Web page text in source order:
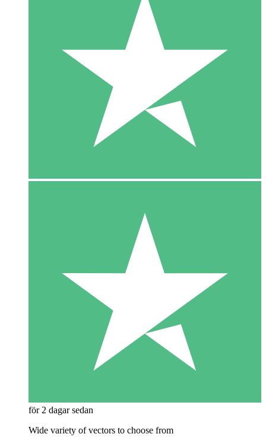
för 2 dagar sedan
Wide variety of vectors to choose from